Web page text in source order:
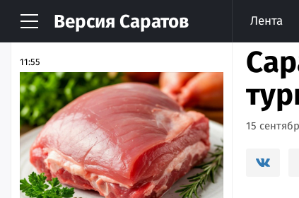
Версия Саратов Лента
НОВОСТИ АРХИВ
11:55
15